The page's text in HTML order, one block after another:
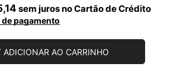
sem juros no Cartão de Crédito
pagamento
ADICIONAR AO CARRINHO